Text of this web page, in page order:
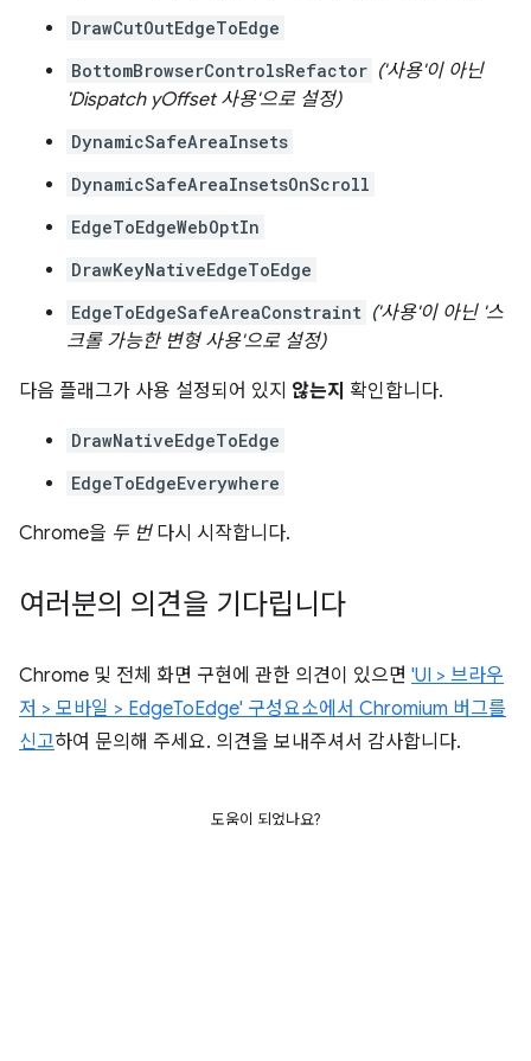
DrawCutOutEdgeToEdge
BottomBrowserControlsRefactor ('사용'이 아닌
'Dispatch yOffset 사용'으로 설정)
DynamicSafeAreaInsets
DynamicSafeAreaInsetsOnScroll
EdgeToEdgeWebOptIn
DrawKeyNativeEdgeToEdge
EdgeToEdgeSafeAreaConstraint ('사용'이 아닌 '스
크롤 가능한 변형 사용'으로 설정)
다음 플래그가 사용 설정되어 있지 않는지 확인합니다.
DrawNativeEdgeToEdge
EdgeToEdgeEverywhere
Chrome을 두 번다시 시작합니다.
여러분의 의견을 기다립니다
Chrome 및 전체 화면 구현에 관한 의견이 있으면 'UI > 브라우
저 > 모바일 > EdgeToEdge' 구성요소에서 Chromium 버그를
신고하여 문의해 주세요. 의견을 보내주셔서 감사합니다.
도움이 되었나요?